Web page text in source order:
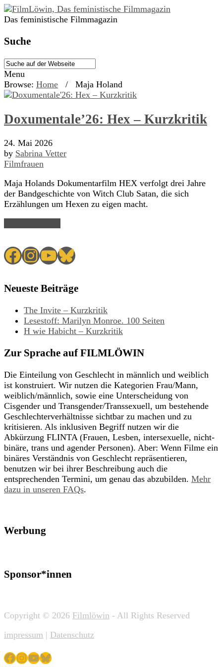
Das feministische Filmmagazin
Suche
Menu
Browse: Home / Maja Holand
Doxumentale’26: Hex – Kurzkritik
24. Mai 2026
by Sabrina Vetter
Filmfrauen
Maja Holands Dokumentarfilm HEX verfolgt drei Jahre
der Bandgeschichte von Witch Club Satan, die sich
Erzählungen um Hexen zu eigen macht.
Facebook
Instagram
YouTube
Bluesky
Neueste Beiträge
The Invite – Kurzkritik
Lesestoff: Marilyn Monroe. 100 Seiten
H wie Habicht – Kurzkritik
Zur Sprache auf FILMLÖWIN
Die Einteilung von Geschlecht in männlich und weiblich
ist konstruiert. Wir nutzen die Kategorien Frau/Mann,
weiblich/männlich, sowie eine Unterscheidung von
Cisgender und Transgender/Transsexuell, um bestehende
Geschlechterverhältnisse sichtbar zu machen und zu
kritisieren. Als inklusiven Begriff nutzen wir die
Abkürzung FLINTA (Frauen, Lesben, intersexuelle, nicht-
binäre, trans und agender Personen). Aber: Wenn Filme ein
binäres Verständnis von Geschlecht repräsentieren,
benutzen wir bei ihrer Beschreibung auch die
entsprechenden Termini, um genau das abzubilden. Mehr
dazu in unseren FAQs.
Werbung
Sponsor*innen
Copyright © 2026 Filmlöwin - All Rights Reserved
impressum | Datenschutz
Facebook
Instagram
YouTube
Bluesky